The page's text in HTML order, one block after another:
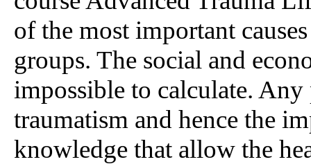
of the most important
groups. The social and
impossible to calculate.
traumatism and hence the
knowledge that allow the